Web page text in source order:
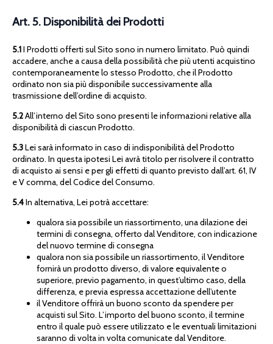
Art. 5. Disponibilità dei Prodotti
5.1I Prodotti offerti sul Sito sono in numero limitato. Può quindi
accadere, anche a causa della possibilità che più utenti acquistino
contemporaneamente lo stesso Prodotto, che il Prodotto
ordinato non sia più disponibile successivamente alla
trasmissione dell’ordine di acquisto.
5.2All’interno del Sito sono presenti le informazioni relative alla
disponibilità di ciascun Prodotto.
5.3Lei sarà informato in caso di indisponibilità del Prodotto
ordinato. In questa ipotesi Lei avrà titolo per risolvere il contratto
di acquisto ai sensi e per gli effetti di quanto previsto dall’art. 61, IV
e V comma, del Codice del Consumo.
5.4In alternativa, Lei potrà accettare:
qualora sia possibile un riassortimento, una dilazione dei
termini di consegna, offerto dal Venditore, con indicazione
del nuovo termine di consegna
qualora non sia possibile un riassortimento, il Venditore
fornirà un prodotto diverso, di valore equivalente o
superiore, previo pagamento, in quest’ultimo caso, della
differenza, e previa espressa accettazione dell’utente
il Venditore offrirà un buono sconto da spendere per
acquisti sul Sito. L’importo del buono sconto, il termine
entro il quale può essere utilizzato e le eventuali limitazioni
saranno di volta in volta comunicate dal Venditore.